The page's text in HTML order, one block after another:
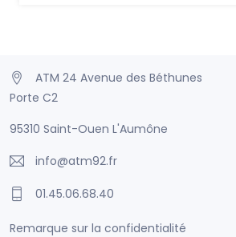
ATM 24 Avenue des Béthunes
Porte C2
95310 Saint-Ouen L'Aumône
info@atm92.fr
01.45.06.68.40
Remarque sur la confidentialité